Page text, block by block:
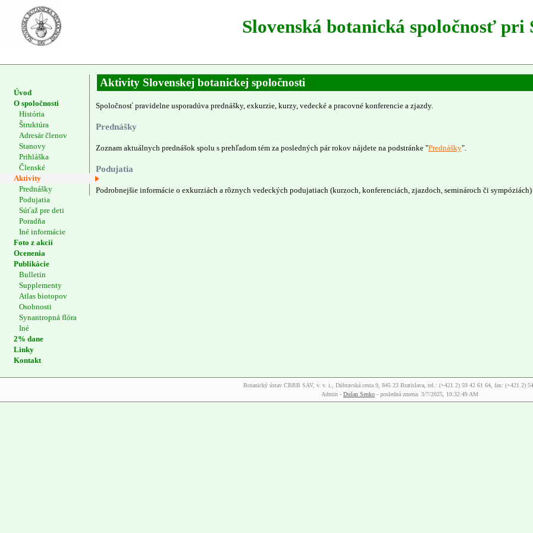
Slovenská botanická spoločnosť pri
Úvod
O spoločnosti
História
Štruktúra
Adresár členov
Stanovy
Prihláška
Členské
Aktivity
Prednášky
Podujatia
Súťaž pre deti
Poradňa
Iné informácie
Foto z akcií
Ocenenia
Publikácie
Bulletin
Supplementy
Atlas biotopov
Osobnosti
Synantropná flóra
Iné
2% dane
Linky
Kontakt
Aktivity Slovenskej botanickej spoločnosti
Spoločnosť pravidelne usporadúva prednášky, exkurzie, kurzy, vedecké a pracovné konferencie a zjazdy.
Prednášky
Zoznam aktuálnych prednášok spolu s prehľadom tém za posledných pár rokov nájdete na podstránke "Prednášky".
Podujatia
Podrobnejšie informácie o exkurziách a rôznych vedeckých podujatiach (kurzoch, konferenciách, zjazdoch, seminároch či
Botanický ústav CBRB SAV, v. v. i., Dúbravská cesta 9, 845 23 Bratislava, tel.: (+421 2) 59 42 61 64, fax: (+421 2)
Admin - Dušan Senko - posledná zmena: 3/7/2025, 10:32:49 AM